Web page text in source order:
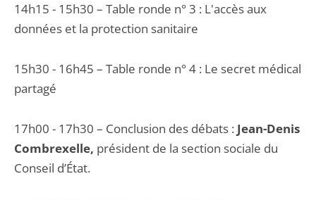
14h15 - 15h30 – Table ronde n° 3 : L'accès aux
données et la protection sanitaire
15h30 - 16h45 – Table ronde n° 4 : Le secret médical
partagé
17h00 - 17h30 – Conclusion des débats : Jean-Denis
Combrexelle, président de la section sociale du
Conseil d’État.